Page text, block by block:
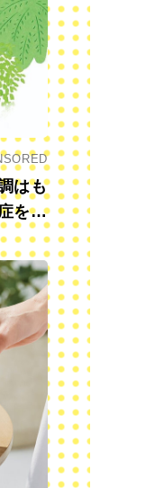
はも
を知